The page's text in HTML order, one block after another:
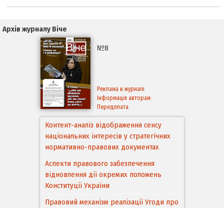
Архів журналу Віче
№8
Реклама в журналі
Інформація авторам
Передплата
Контент-аналіз відображення сенсу
національних інтересів у стратегічних
нормативно-правових документах
Аспекти правового забезпечення
відновлення дії окремих положень
Конституції України
Правовий механізм реалізації Угоди про